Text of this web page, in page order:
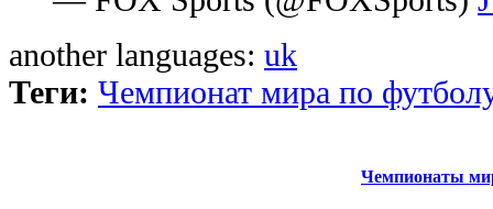
another languages: uk
Теги: Чемпионат мира по
Чемпионаты